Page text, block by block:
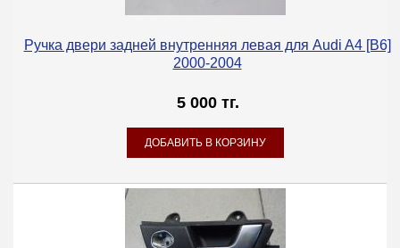
Ручка двери задней внутренняя левая для Audi A4 [B6]
2000-2004
5 000 тг.